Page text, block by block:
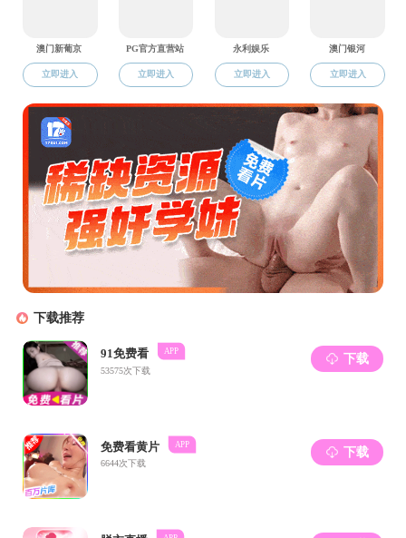
实进度
面。